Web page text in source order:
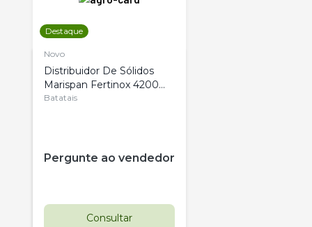
Destaque
Novo
Distribuidor De Sólidos
Marispan Fertinox 4200
Citrus
Batatais
Pergunte ao vendedor
Consultar